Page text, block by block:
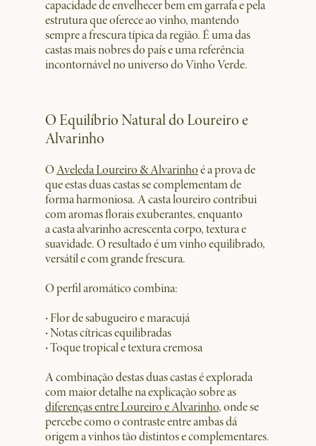
capacidade de envelhecer bem em garrafa e pela
estrutura que oferece ao vinho, mantendo
sempre a frescura típica da região. É uma das
castas mais nobres do país e uma referência
incontornável no universo do Vinho Verde.
O Equilíbrio Natural do Loureiro e
Alvarinho
OAveleda Loureiro & Alvarinhoé a prova de
que estas duas castas se complementam de
forma harmoniosa. A casta loureiro contribui
com aromas florais exuberantes, enquanto
a casta alvarinho acrescenta corpo, textura e
suavidade. O resultado é um vinho equilibrado,
versátil e com grande frescura.
O perfil aromático combina:
·Flor de sabugueiro e maracujá
·Notas cítricas equilibradas
·Toque tropical e textura cremosa
A combinação destas duas castas é explorada
com maior detalhe na explicação sobre as
diferenças entre Loureiro e Alvarinho, onde se
percebe como o contraste entre ambas dá
origem a vinhos tão distintos e complementares.